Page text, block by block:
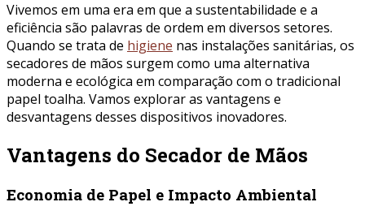
Vivemos em uma era em que a sustentabilidade e a
eficiência são palavras de ordem em diversos setores.
Quando se trata de higiene nas instalações sanitárias, os
secadores de mãos surgem como uma alternativa
moderna e ecológica em comparação com o tradicional
papel toalha. Vamos explorar as vantagens e
desvantagens desses dispositivos inovadores.
Vantagens do Secador de Mãos
Economia de Papel e Impacto Ambiental